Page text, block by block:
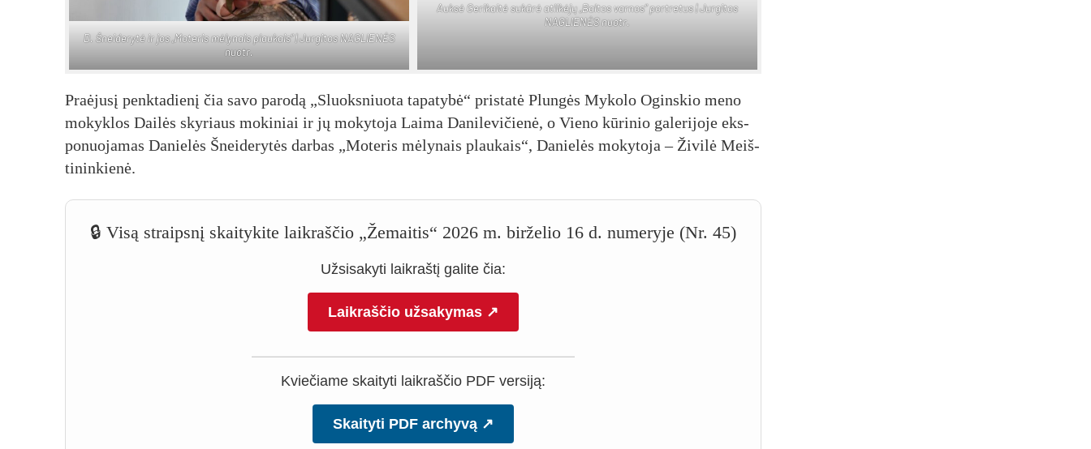
D. Šnei­de­ry­tė ir jos „Mo­te­ris mė­ly­nais plau­kais“ | Jur­gi­tos NAG­LIE­NĖS
nuo­tr.
Auk­sė Ge­ri­kai­tė su­kū­rė at­li­kė­jų „Bal­tos var­nos“ po­rtre­tus | Jur­gi­tos
NAG­LIE­NĖS nuo­tr.
Praė­ju­sį penk­ta­die­nį čia sa­vo pa­ro­dą „Sluoks­niuo­ta ta­pa­ty­bė“ pri­sta­tė Plun­gės My­ko­lo Ogins­kio me­no
mo­kyk­los Dai­lės sky­riaus mo­ki­niai ir jų mo­ky­to­ja Lai­ma Da­ni­le­vi­čie­nė, o Vie­no kū­ri­nio ga­le­ri­jo­je eks­
po­nuo­ja­mas Da­nie­lės Šnei­de­ry­tės dar­bas „Mo­te­ris mė­ly­nais plau­kais“, Da­nie­lės mo­ky­to­ja – Ži­vi­lė Meiš­
ti­nin­kie­nė.
🔒 Visą straipsnį skaitykite laikraščio „Žemaitis“ 2026 m. birželio 16 d. numeryje (Nr. 45)
Užsisakyti laikraštį galite čia:
Laikraščio užsakymas ↗
Kviečiame skaityti laikraščio PDF versiją:
Skaityti PDF archyvą ↗